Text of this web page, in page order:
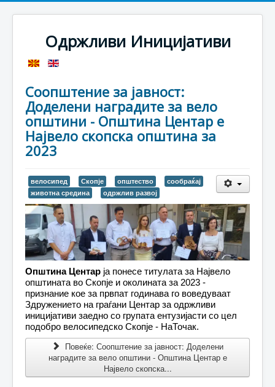
Одржливи Иницијативи
Соопштение за јавност:
Доделени наградите за вело
општини - Општина Центар е
Највело скопска општина за
2023
велосипед Скопје општество
сообраќај
животна средина
одржлив развој
Општина Центар ја понесе титулата за Највело
општината во Скопје и околината за 2023 -
признание кое за првпат годинава го воведуваат
Здружението на граѓани Центар за одржливи
иницијативи заедно со групата ентузијасти со цел
подобро велосипедско Скопје - НаТочак.
Повеќе: Соопштение за јавност: Доделени
наградите за вело општини - Општина Центар е
Највело скопска...